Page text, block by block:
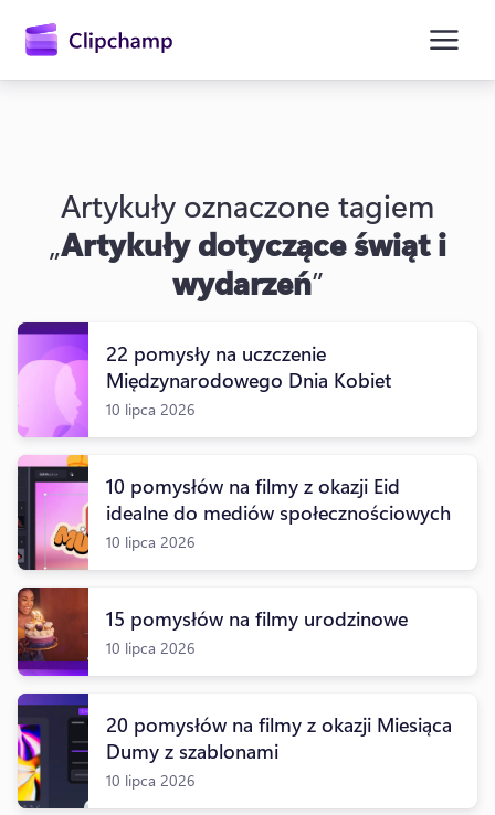
głównej
Zaloguj się
Wypróbuj bezpłatnie
Artykuły oznaczone tagiem
„Artykuły dotyczące świąt i
wydarzeń”
22 pomysły na uczczenie
Międzynarodowego Dnia Kobiet
10 lipca 2026
10 pomysłów na filmy z okazji Eid
idealne do mediów społecznościowych
10 lipca 2026
15 pomysłów na filmy urodzinowe
10 lipca 2026
20 pomysłów na filmy z okazji Miesiąca
Dumy z szablonami
10 lipca 2026